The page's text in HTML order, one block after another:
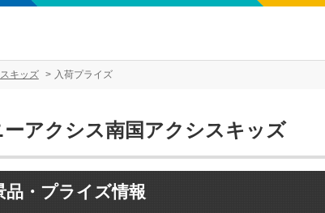
キッズ 入荷プライズ
ーアクシス南国アクシスキッズ
品・プライズ情報